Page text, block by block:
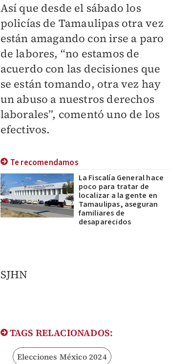
Así que desde el sábado los
policías de Tamaulipas otra vez
están amagando con irse a paro
de labores, “no estamos de
acuerdo con las decisiones que
se están tomando, otra vez hay
un abuso a nuestros derechos
laborales”, comentó uno de los
efectivos.
Te recomendamos
La Fiscalía General hace
poco para tratar de
localizar a la gente en
Tamaulipas, aseguran
familiares de
desaparecidos
SJHN
TAGS RELACIONADOS:
Elecciones México 2024